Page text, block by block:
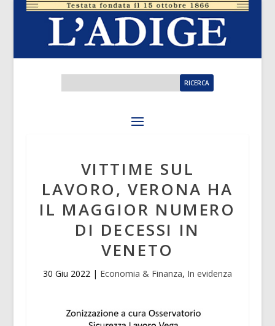
VITTIME SUL
LAVORO, VERONA HA
IL MAGGIOR NUMERO
DI DECESSI IN
VENETO
30 Giu 2022| Economia & Finanza, In evidenza